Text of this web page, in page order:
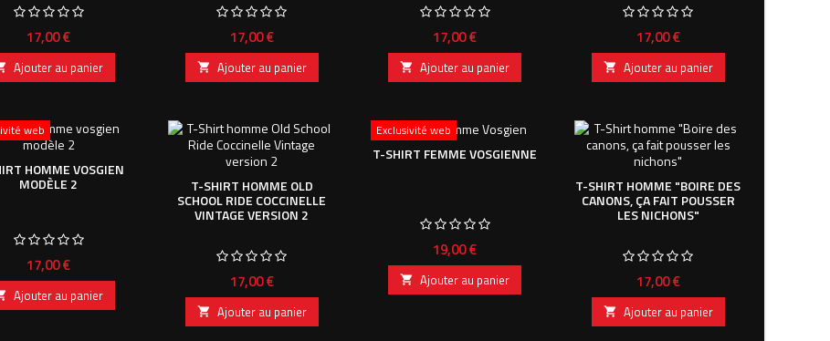
Prix
17,00 €
Ajouter au panier
Prix
17,00 €
 Ajouter au panier
Prix
17,00 €
 Ajouter au panier
Prix
17,00 €
 Ajouter au panier
web
HOMME VOSGIEN
MODÈLE 2
Prix
17,00 €
Ajouter au panier
T-SHIRT HOMME OLD
SCHOOL RIDE COCCINELLE
VINTAGE VERSION 2
Prix
17,00 €
 Ajouter au panier
Exclusivité web
T-SHIRT FEMME VOSGIENNE
Prix
19,00 €
 Ajouter au panier
T-SHIRT HOMME "BOIRE DES
CANONS, ÇA FAIT POUSSER
LES NICHONS"
Prix
17,00 €
 Ajouter au panier